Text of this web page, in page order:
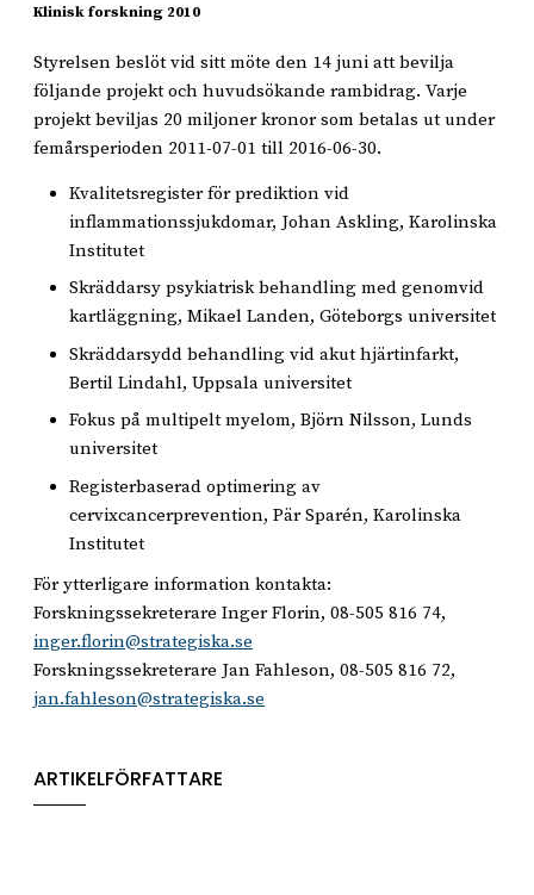
Klinisk forskning 2010
Styrelsen beslöt vid sitt möte den 14 juni att bevilja
följande projekt och huvudsökande rambidrag. Varje
projekt beviljas 20 miljoner kronor som betalas ut under
femårsperioden 2011-07-01 till 2016-06-30.
Kvalitetsregister för prediktion vid
inflammationssjukdomar, Johan Askling, Karolinska
Institutet
Skräddarsy psykiatrisk behandling med genomvid
kartläggning, Mikael Landen, Göteborgs universitet
Skräddarsydd behandling vid akut hjärtinfarkt,
Bertil Lindahl, Uppsala universitet
Fokus på multipelt myelom, Björn Nilsson, Lunds
universitet
Registerbaserad optimering av
cervixcancerprevention, Pär Sparén, Karolinska
Institutet
För ytterligare information kontakta:
Forskningssekreterare Inger Florin, 08-505 816 74,
inger.florin@strategiska.se
Forskningssekreterare Jan Fahleson, 08-505 816 72,
jan.fahleson@strategiska.se
ARTIKELFÖRFATTARE